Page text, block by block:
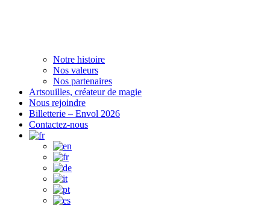
Notre histoire
Nos valeurs
Nos partenaires
Artsouilles, créateur de magie
Nous rejoindre
Billetterie – Envol 2026
Contactez-nous